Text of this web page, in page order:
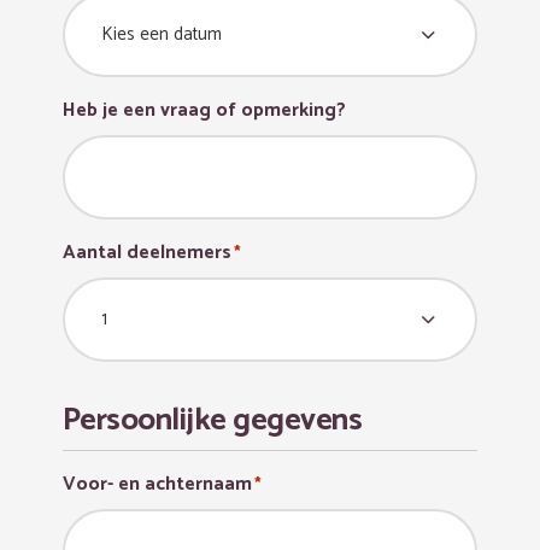
Heb je een vraag of opmerking?
Aantal deelnemers*
Persoonlijke gegevens
Voor- en achternaam*